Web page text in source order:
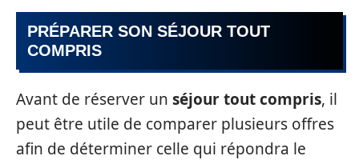
PRÉPARER SON SÉJOUR TOUT
COMPRIS
Avant de réserver un séjour tout compris, il
peut être utile de comparer plusieurs offres
afin de déterminer celle qui répondra le